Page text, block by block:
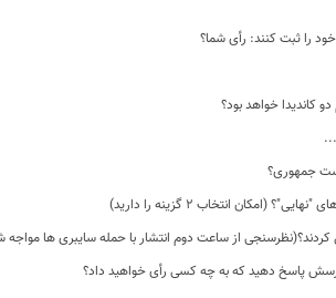
را ثبت کنند: رأی شما؟
کاندیدا خواهد بود؟
جمهوری؟
انتخاب 2 گزینه را دارید)
کردند؟(نظرسنجی از ساعت دوم انتشار با حمله سایبری ها مواجه
پاسخ دهید که به چه کسی رأی خواهید داد؟